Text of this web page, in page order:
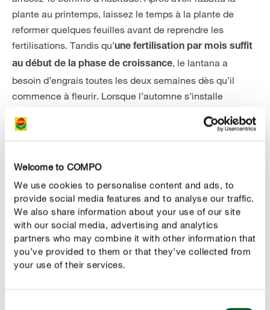
Welcome to COMPO
We use cookies to personalise content and ads, to
provide social media features and to analyse our traffic.
We also share information about your use of our site
with our social media, advertising and analytics
partners who may combine it with other information that
you’ve provided to them or that they’ve collected from
your use of their services.
plante au printemps, laissez le temps à la plante de
reformer quelques feuilles avant de reprendre les
fertilisations. Tandis qu’une fertilisation par mois suffit
au début de la phase de croissance, le lantana a
besoin d’engrais toutes les deux semaines dès qu’il
commence à fleurir. Lorsque l’automne s’installe
le lantana puisse se préparer à la dormance hivernale.
Pour profiter le plus longtemps possible du lantana, il est
conseillé de le rabattre après son hivernage.Entre mars
et mai au plus tard, coupez les tiges à une longueur de
10 à 15 centimètres.Cette opération est importante
pour la formation de jeunes tiges florifères, car les
anciennes tiges ne portent que peu de fleurs en été.
Pour une splendide floraison, il est donc indispensable